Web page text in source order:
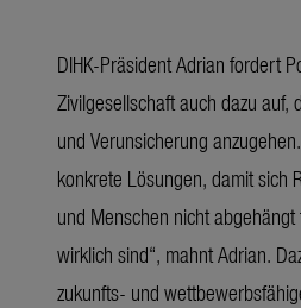
DIHK-Präsident Adrian fordert
Zivilgesellschaft auch dazu auf,
und Verunsicherung
konkrete Lösungen, damit sich
und Menschen nicht
wirklich sind“, mahnt Adrian.
zukunfts- und